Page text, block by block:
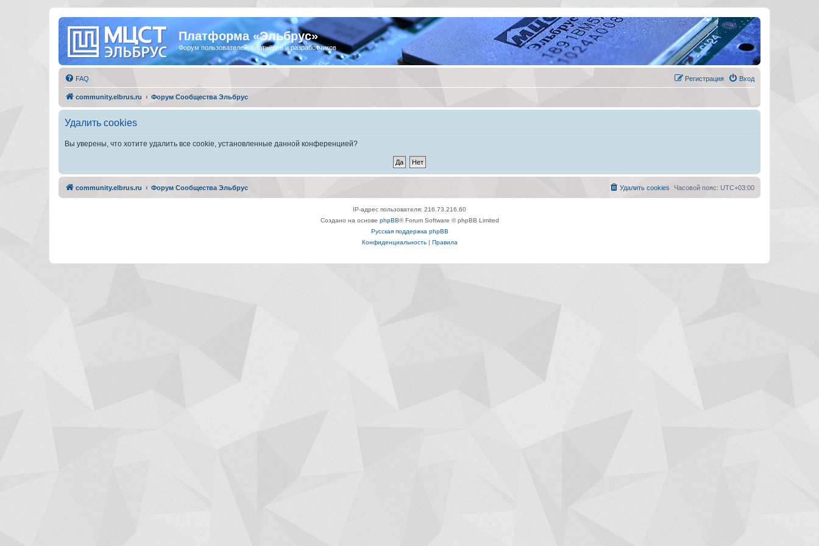
Платформа «Эльбрус»
Форум пользователей, партнёров и разработчиков
FAQ Вход
Регистрация
community.elbrus.ru Форум Сообщества Эльбрус
Удалить cookies
Вы уверены, что хотите удалить все cookie, установленные данной конференцией?
community.elbrus.ru Форум Сообщества Эльбрус Часовой пояс: UTC+03:00
Удалить cookies
IP-адрес пользователя: 216.73.216.60
Создано на основе phpBB® Forum Software © phpBB Limited
Русская поддержка phpBB
Конфиденциальность| Правила